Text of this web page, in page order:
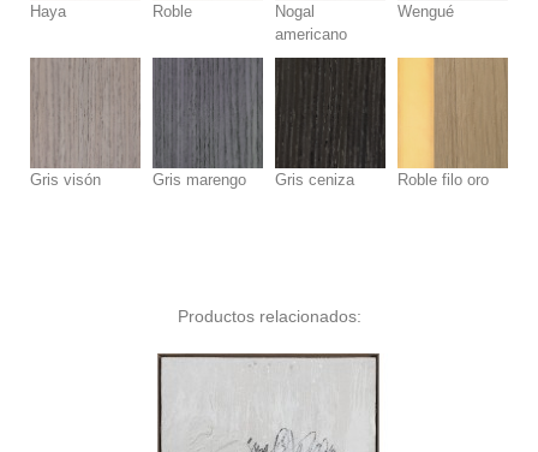
Haya Roble
Nogal
americano
Wengué
Gris visón Gris marengo Gris ceniza Roble filo oro
Productos relacionados: